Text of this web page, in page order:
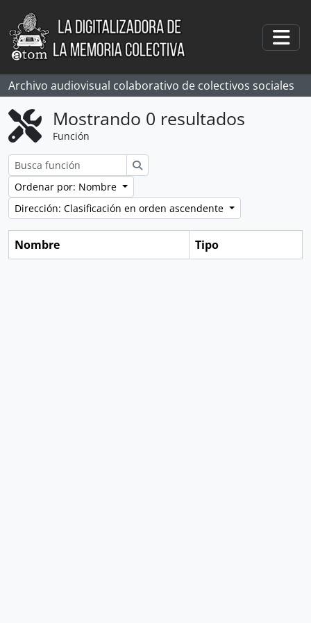
Skip to main content
Archivo audiovisual colaborativo de colectivos sociales
Mostrando 0 resultados
Función
Ordenar por: Nombre
Dirección: Clasificación en orden ascendente
Nombre Tipo